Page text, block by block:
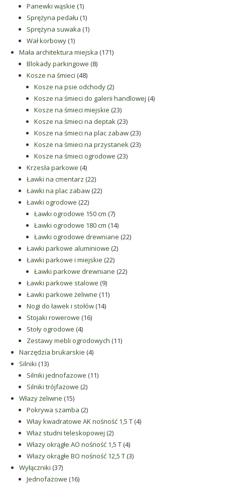
Panewki wąskie 11
produkt
Sprężyna pedału 11
produkt
Sprężyna suwaka 11
Wał korbowy 11
produkt
Mała architektura miejska 171171
Blokady parkingowe 88
Kosze na śmieci 4848
produktów
Kosze na psie odchody 22
produkty
Kosze na śmieci do galerii handlowej 44
Kosze na śmieci miejskie 2323
produkty
Kosze na śmieci na deptak 2323
produkty
Kosze na śmieci na plac zabaw 2323
produkty
Kosze na śmieci na przystanek 2323
Kosze na śmieci ogrodowe 2323
Krzesła parkowe 44
produkty
Ławki na cmentarz 2222
produkty
Ławki na plac zabaw 2222
Ławki ogrodowe 2222
produkty
Ławki ogrodowe 150 cm 77
produktów
Ławki ogrodowe 180 cm 1414
produktów
Ławki ogrodowe drewniane 2222
Ławki parkowe aluminiowe 22
Ławki parkowe i miejskie 2222
produkty
Ławki parkowe drewniane 2222
Ławki parkowe stalowe 99
produktów
Ławki parkowe żeliwne 1111
Nogi do ławek i stołów 1414
Stojaki rowerowe 1616
Stoły ogrodowe 44
produkty
Zestawy mebli ogrodowych 1111
Narzędzia brukarskie 44
Silniki 1313
produktów
Silniki jednofazowe 1111
Silniki trójfazowe 22
Włazy żeliwne 1515
produktów
Pokrywa szamba 22
produkty
Włay kwadratowe AK nośność 1,5 T 44
Właz studni teleskopowej 22
produkty
Włazy okrągłe AO nośność 1,5 T 44
produkty
Włazy okrągłe BO nośność 12,5 T 33
Wyłączniki 3737
produktów
Jednofazowe 1616